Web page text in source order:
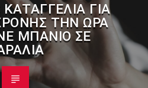
ΚΑΤΑΓΓΕΛΊΑ ΓΙΑ
ΤΗΝ ΏΡΑ
ΜΠΆΝΙΟ ΣΕ